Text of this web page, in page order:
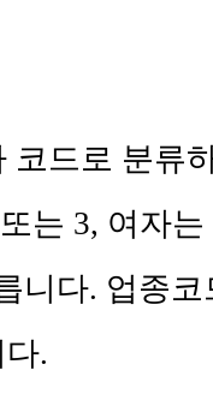
코드로 분류
또는 3, 여자는
니다. 업종
다.